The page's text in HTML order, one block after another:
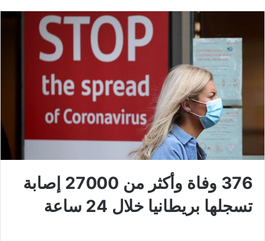
376 وفاة وأكثر من 27000 إصابة
تسجلها بريطانيا خلال 24 ساعة